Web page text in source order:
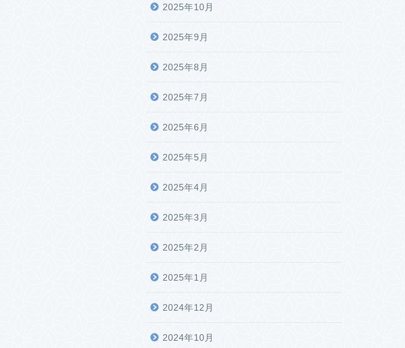
2025年10月
2025年9月
2025年8月
2025年7月
2025年6月
2025年5月
2025年4月
2025年3月
2025年2月
2025年1月
2024年12月
2024年10月